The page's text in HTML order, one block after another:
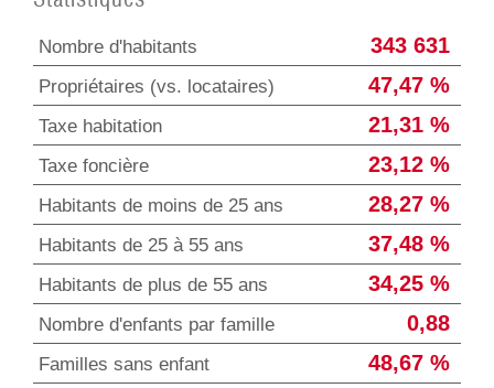
Nombre d'habitants 343 631
Propriétaires (vs. locataires) 47,47 %
Taxe habitation 21,31 %
Taxe foncière 23,12 %
Habitants de moins de 25 ans 28,27 %
Habitants de 25 à 55 ans 37,48 %
Habitants de plus de 55 ans 34,25 %
Nombre d'enfants par famille 0,88
Familles sans enfant 48,67 %